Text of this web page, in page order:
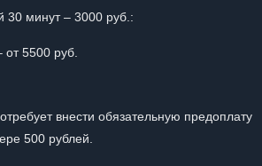
30 минут – 3000 руб.:
от 5500 руб.
внести обязательную предоплату
500 рублей.